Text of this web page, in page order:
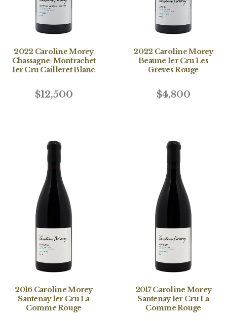
2022 Caroline Morey
Chassagne-Montrachet
1er Cru Cailleret Blanc
$12,500
2022 Caroline Morey
Beaune 1er Cru Les
Greves Rouge
$4,800
2016 Caroline Morey
Santenay 1er Cru La
Comme Rouge
2017 Caroline Morey
Santenay 1er Cru La
Comme Rouge